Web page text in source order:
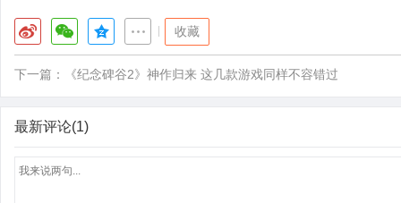
收藏
下一篇： 《纪念碑谷2》神作归来 这几款游戏同样不容错过
最新评论(1)